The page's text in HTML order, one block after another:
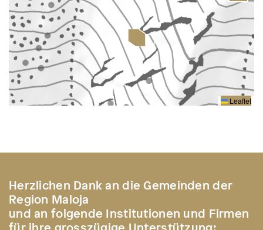
Leaflet
Herzlichen Dank an die Gemeinden der
Region Maloja
und an folgende Institutionen und Firmen